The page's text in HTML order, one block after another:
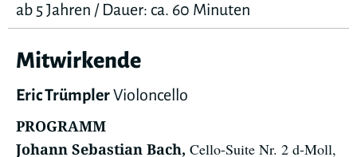
ab 5 Jahren / Dauer: ca. 60 Minuten
Mitwirkende
Eric TrümplerVioloncello
PROGRAMM
Johann Sebastian Bach, Cello-Suite Nr. 2 d-Moll,